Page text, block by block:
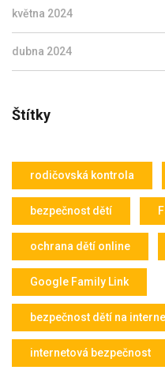
května 2024
dubna 2024
Štítky
rodičovská kontrola
bezpečnost dětí
ochrana dětí online
Google Family Link
bezpečnost dětí na
internetová bezpečnost